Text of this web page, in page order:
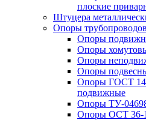
плоские
Штуцера
Опоры трубопроводов
Опоры
Опоры
Опоры
Опоры
Опоры ГОСТ
подвижные
Опоры ТУ-
Опоры ОСТ 36-